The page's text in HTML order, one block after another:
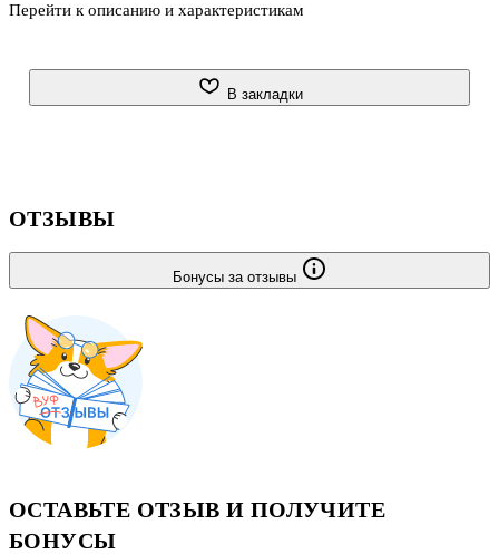
русского, белорусского и украинского народов. .Издание не
Перейти к описанию и характеристикам
В закладки
ОТЗЫВЫ
Бонусы за отзывы
ОСТАВЬТЕ ОТЗЫВ И ПОЛУЧИТЕ
БОНУСЫ